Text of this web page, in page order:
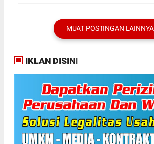
MUAT POSTINGAN LAINNYA
IKLAN DISINI